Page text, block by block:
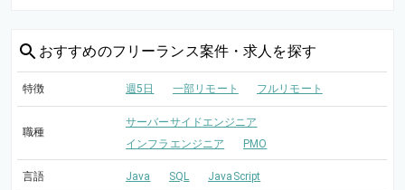
おすすめのフリーランス案件・求人を探す
特徴 週5日 一部リモート フルリモート
職種
サーバーサイドエンジニア
インフラエンジニア
PMO
言語 Java SQL JavaScript